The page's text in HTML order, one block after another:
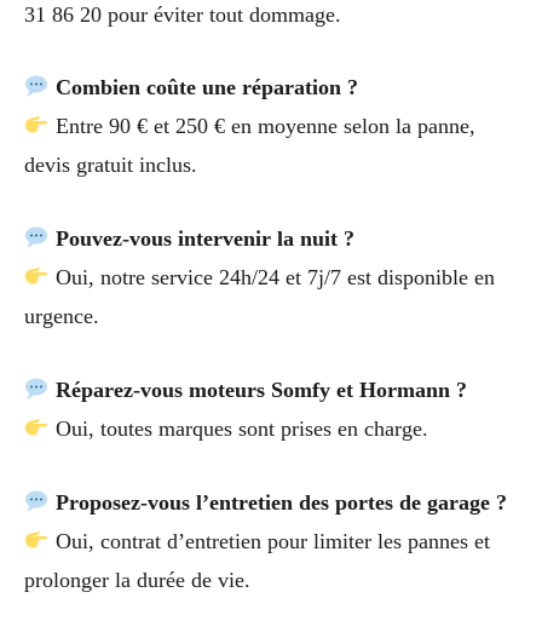
31 86 20 pour éviter tout dommage.
Combien coûte une réparation ?
Entre 90 € et 250 € en moyenne selon la panne,
devis gratuit inclus.
Pouvez-vous intervenir la nuit ?
Oui, notre service 24h/24 et 7j/7 est disponible en
urgence.
Réparez-vous moteurs Somfy et Hormann ?
Oui, toutes marques sont prises en charge.
Proposez-vous l’entretien des portes de garage ?
Oui, contrat d’entretien pour limiter les pannes et
prolonger la durée de vie.